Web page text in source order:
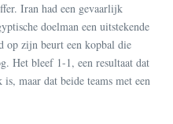
Iran had een gevaarlijk
doelman een uitstekende
op zijn beurt een kopbal die
Het bleef 1-1, een resultaat dat
maar dat beide teams met een